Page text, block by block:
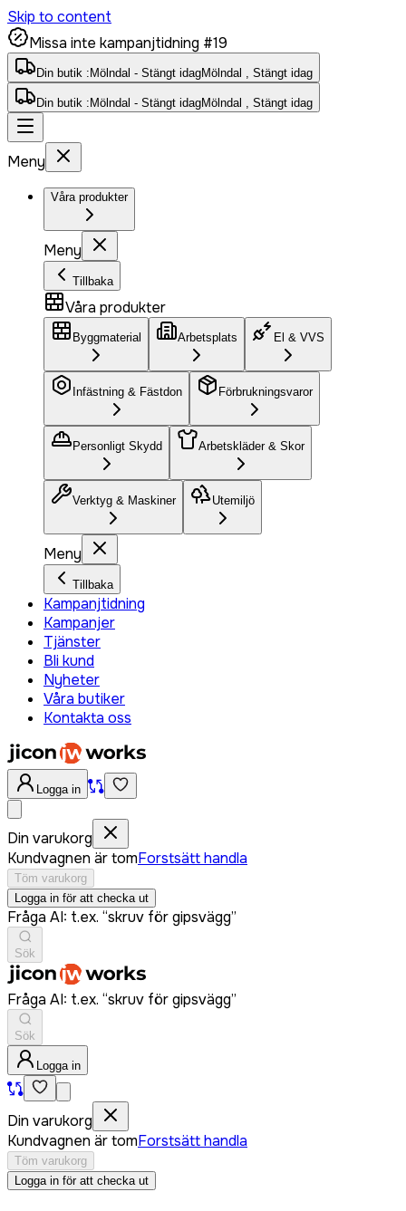
Skip to content
Missa inte kampanjtidning #19
Din butik : Mölndal - Stängt idagMölndal , Stängt idag
Din butik : Mölndal - Stängt idagMölndal , Stängt idag
Meny
Våra produkter
Meny
Tillbaka
Våra produkter
Byggmaterial Arbetsplats El & VVS
Infästning & Fästdon Förbrukningsvaror
Personligt Skydd Arbetskläder & Skor
Verktyg & Maskiner Utemiljö
Meny
Tillbaka
Kampanjtidning
Kampanjer
Tjänster
Bli kund
Nyheter
Våra butiker
Kontakta oss
Logga in
Din varukorg
Kundvagnen är tomForstsätt handla
Töm varukorg
Logga in för att checka ut
Fråga AI: t.ex. “skruv för gipsvägg”
Sök
Fråga AI: t.ex. “skruv för gipsvägg”
Sök
Logga in
Din varukorg
Kundvagnen är tomForstsätt handla
Töm varukorg
Logga in för att checka ut